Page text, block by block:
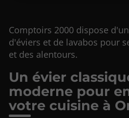
Comptoirs 2000 dispose
d'éviers et de lavabos pour
et des alentours.
Un évier
moderne pour
votre cuisine à